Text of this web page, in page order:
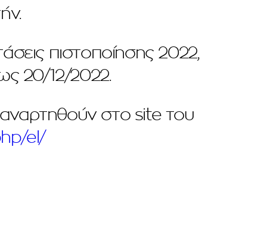
πιστοποίησης 2022,
20/12/2022.
στο site του
el/